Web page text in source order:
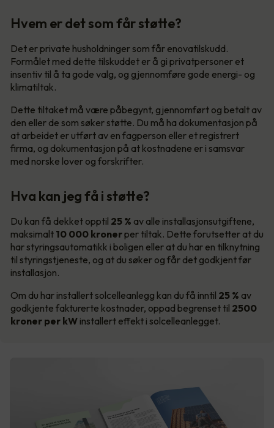
Hvem er det som får støtte?
Det er private husholdninger som får enovatilskudd.
Formålet med dette tilskuddet er å gi privatpersoner et
insentiv til å ta gode valg, og gjennomføre gode energi- og
klimatiltak.
Dette tiltaket må være påbegynt, gjennomført og betalt av
den eller de som søker støtte. Du må ha dokumentasjon på
at arbeidet er utført av en fagperson eller et registrert
firma, og dokumentasjon på at kostnadene er i samsvar
med norske lover og forskrifter.
Hva kan jeg få i støtte?
Du kan få dekket opptil 25 % av alle installasjonsutgiftene,
maksimalt 10 000 kronerper tiltak. Dette forutsetter at du
har styringsautomatikk i boligen eller at du har en tilknytning
til styringstjeneste, og at du søker og får det godkjent før
installasjon.
Om du har installert solcelleanlegg kan du få inntil 25 % av
godkjente fakturerte kostnader, oppad begrenset til 2500
kroner per kW installert effekt i solcelleanlegget.